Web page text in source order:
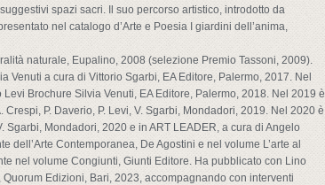
spazi sacri. Il suo percorso artistico, introdotto da
nel catalogo d’Arte e Poesia I giardini dell’anima,
naturale, Eupalino, 2008 (selezione Premio Tassoni, 2009).
Venuti a cura di Vittorio Sgarbi, EA Editore, Palermo, 2017. Nel
Brochure Silvia Venuti, EA Editore, Palermo, 2018. Nel 2019 è
P. Daverio, P. Levi, V. Sgarbi, Mondadori, 2019. Nel 2020 è
Sgarbi, Mondadori, 2020 e in ART LEADER, a cura di Angelo
dell’Arte Contemporanea, De Agostini e nel volume L’arte al
nel volume Congiunti, Giunti Editore. Ha pubblicato con Lino
Edizioni, Bari, 2023, accompagnando con interventi